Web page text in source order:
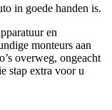
in goede handen is.
en
monteurs aan
overweg, ongeacht
stap extra voor u